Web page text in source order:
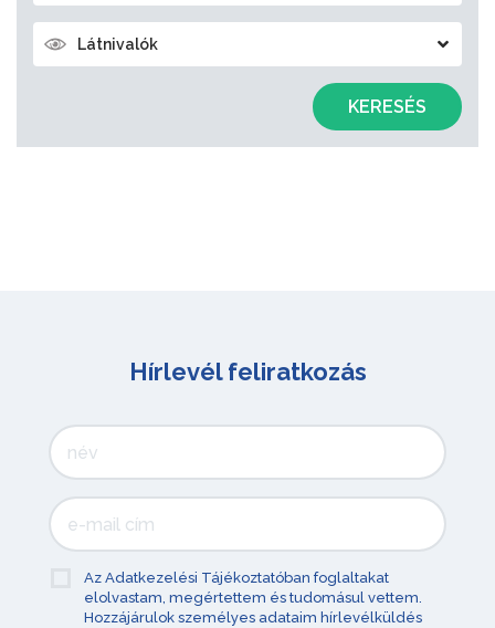
Látnivalók
KERESÉS
Hírlevél feliratkozás
Az Adatkezelési Tájékoztatóban foglaltakat
elolvastam, megértettem és tudomásul vettem.
Hozzájárulok személyes adataim hírlevélküldés